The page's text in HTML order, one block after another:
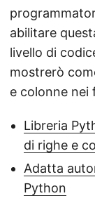
abilitare
livello di
mostrerò
e colonne nei
Libreria
di righe e
Adatta
Python